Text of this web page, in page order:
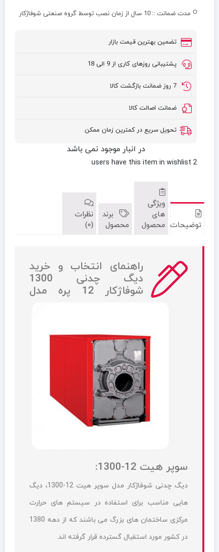
مدت ضمانت :: 10 سال از زمان نصب توسط گروه صنعتی شوفاژکار
تضمین بهترین قیمت بازار
پشتیبانی روزهای کاری از 9 الی 18
7 روز ضمانت بازگشت کالا
ضمانت اصالت کالا
تحویل سریع در کمترین زمان ممکن
در انبار موجود نمی باشد
2 users
have this item in wishlist
توضیحات
ویژگی
های
محصول
برند
محصول
نظرات
(0)
راهنمای انتخاب و خرید
دیگ چدنی 1300
شوفاژکار 12 پره مدل
سوپر هیت 12-1300:
دیگ چدنی شوفاژکار مدل سوپر هیت 12-1300، دیگ
هایی مناسب برای استفاده در سیستم های حرارت
مرکزی ساختمان های بزرگ می باشند که از دهه 1380
در کشور مورد استقبال گسترده قرار گرفته اند.